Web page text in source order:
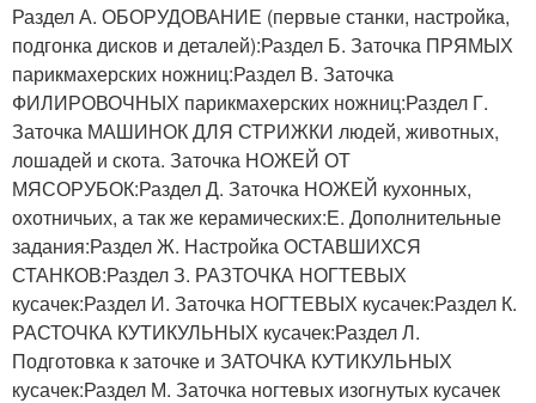
Раздел А. ОБОРУДОВАНИЕ (первые станки, настройка,
подгонка дисков и деталей):Раздел Б. Заточка ПРЯМЫХ
парикмахерских ножниц:Раздел В. Заточка
ФИЛИРОВОЧНЫХ парикмахерских ножниц:Раздел Г.
Заточка МАШИНОК ДЛЯ СТРИЖКИ людей, животных,
лошадей и скота. Заточка НОЖЕЙ ОТ
МЯСОРУБОК:Раздел Д. Заточка НОЖЕЙ кухонных,
охотничьих, а так же керамических:Е. Дополнительные
задания:Раздел Ж. Настройка ОСТАВШИХСЯ
СТАНКОВ:Раздел З. РАЗТОЧКА НОГТЕВЫХ
кусачек:Раздел И. Заточка НОГТЕВЫХ кусачек:Раздел К.
РАСТОЧКА КУТИКУЛЬНЫХ кусачек:Раздел Л.
Подготовка к заточке и ЗАТОЧКА КУТИКУЛЬНЫХ
кусачек:Раздел М. Заточка ногтевых изогнутых кусачек